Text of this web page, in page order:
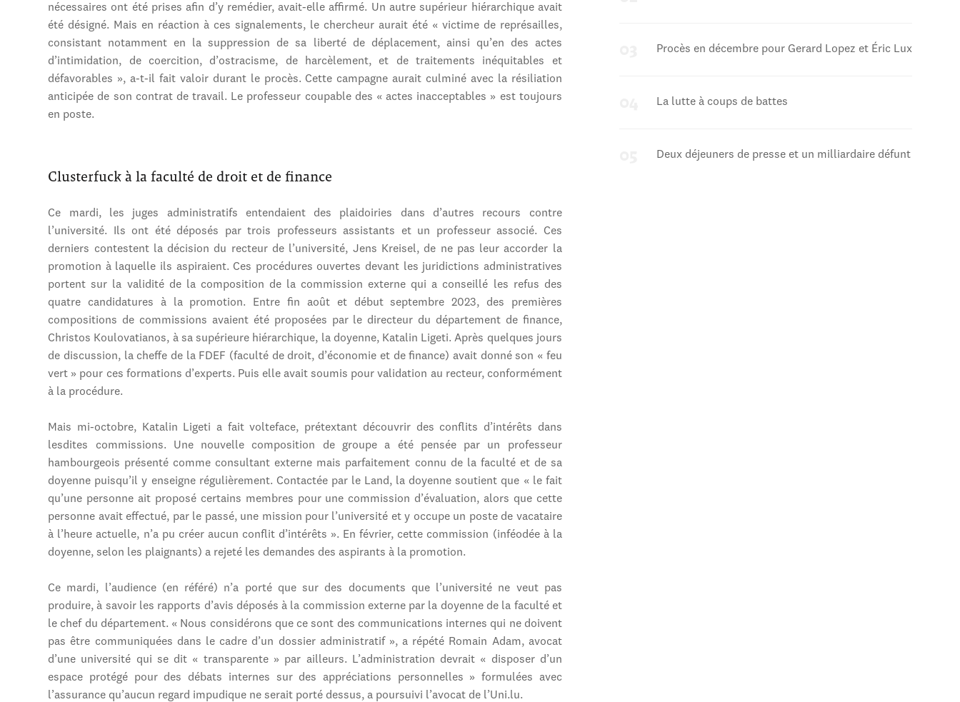
nécessaires ont été prises afin d’y remédier, avait-elle affirmé. Un autre supérieur hiérarchique avait
été désigné. Mais en réaction à ces signalements, le chercheur aurait été « victime de représailles,
consistant notamment en la suppression de sa liberté de déplacement, ainsi qu’en des actes
d’intimidation, de coercition, d’ostracisme, de harcèlement, et de traitements inéquitables et
défavorables », a-t-il fait valoir durant le procès. Cette campagne aurait culminé avec la résiliation
anticipée de son contrat de travail. Le professeur coupable des « actes inacceptables » est toujours
en poste.
Clusterfuck à la faculté de droit et de finance
Ce mardi, les juges administratifs entendaient des plaidoiries dans d’autres recours contre
l’université. Ils ont été déposés par trois professeurs assistants et un professeur associé. Ces
derniers contestent la décision du recteur de l’université, Jens Kreisel, de ne pas leur accorder la
promotion à laquelle ils aspiraient. Ces procédures ouvertes devant les juridictions administratives
portent sur la validité de la composition de la commission externe qui a conseillé les refus des
quatre candidatures à la promotion. Entre fin août et début septembre 2023, des premières
compositions de commissions avaient été proposées par le directeur du département de finance,
Christos Koulovatianos, à sa supérieure hiérarchique, la doyenne, Katalin Ligeti. Après quelques jours
de discussion, la cheffe de la FDEF (faculté de droit, d’économie et de finance) avait donné son « feu
vert » pour ces formations d’experts. Puis elle avait soumis pour validation au recteur, conformément
à la procédure.
Mais mi-octobre, Katalin Ligeti a fait volteface, prétextant découvrir des conflits d’intérêts dans
lesdites commissions. Une nouvelle composition de groupe a été pensée par un professeur
hambourgeois présenté comme consultant externe mais parfaitement connu de la faculté et de sa
doyenne puisqu’il y enseigne régulièrement. Contactée par le Land, la doyenne soutient que « le fait
qu’une personne ait proposé certains membres pour une commission d’évaluation, alors que cette
personne avait effectué, par le passé, une mission pour l’université et y occupe un poste de vacataire
à l’heure actuelle, n’a pu créer aucun conflit d’intérêts ». En février, cette commission (inféodée à la
doyenne, selon les plaignants) a rejeté les demandes des aspirants à la promotion.
Ce mardi, l’audience (en référé) n’a porté que sur des documents que l’université ne veut pas
produire, à savoir les rapports d’avis déposés à la commission externe par la doyenne de la faculté et
le chef du département. « Nous considérons que ce sont des communications internes qui ne doivent
pas être communiquées dans le cadre d’un dossier administratif », a répété Romain Adam, avocat
d’une université qui se dit « transparente » par ailleurs. L’administration devrait « disposer d’un
espace protégé pour des débats internes sur des appréciations personnelles » formulées avec
l’assurance qu’aucun regard impudique ne serait porté dessus, a poursuivi l’avocat de l’Uni.lu.
Procès en décembre pour Gerard Lopez et Éric Lux
La lutte à coups de battes
Deux déjeuners de presse et un milliardaire défunt